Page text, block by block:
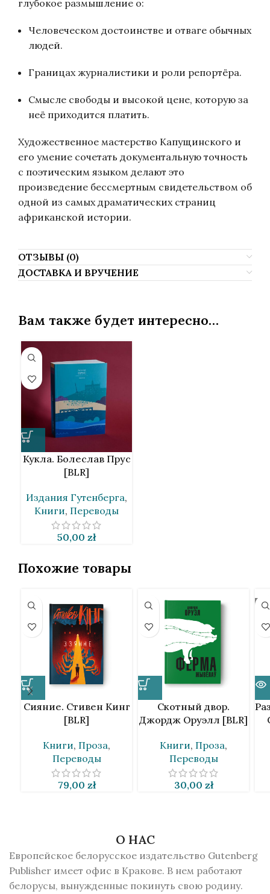
глубокое размышление о:
Человеческом достоинстве и отваге обычных
людей.
Границах журналистики и роли репортёра.
Смысле свободы и высокой цене, которую за
неё приходится платить.
Художественное мастерство Капущинского и
его умение сочетать документальную точность
с поэтическим языком делают это
произведение бессмертным свидетельством об
одной из самых драматических страниц
африканской истории.
ОТЗЫВЫ (0)
ДОСТАВКА И ВРУЧЕНИЕ
Вам также будет интересно…
Кукла. Болеслав Прус
[BLR]
Издания Гутенберга,
Книги, Переводы
50,00 zł
Похожие товары
Сияние. Стивен Кинг
[BLR]
Книги, Проза,
Переводы
79,00 zł
Скотный двор.
Джордж Оруэлл [BLR]
Книги, Проза,
Переводы
30,00 zł
О НАС
Европейское белорусское издательство Gutenberg
Publisher имеет офис в Кракове. В нем работают
белорусы, вынужденные покинуть свою родину.